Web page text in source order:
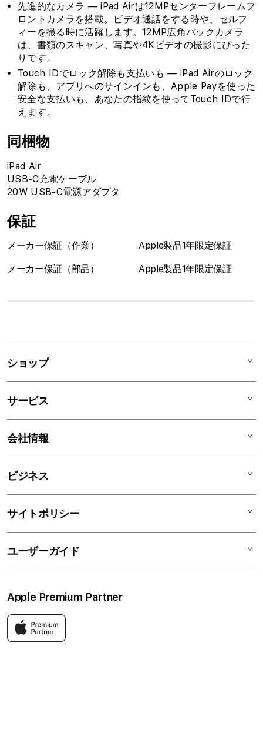
先進的なカメラ — iPad Airは12MPセンターフレームフ
ロントカメラを搭載。ビデオ通話をする時や、セルフ
ィーを撮る時に活躍します。12MP広角バックカメラ
は、書類のスキャン、写真や4Kビデオの撮影にぴった
りです。
Touch IDでロック解除も支払いも — iPad Airのロック
解除も、アプリへのサインインも、Apple Payを使った
安全な支払いも、あなたの指紋を使ってTouch IDで行
えます。
同梱物
iPad Air
USB-C充電ケーブル
20W USB-C電源アダプタ
保証
メーカー保証（作業） Apple製品1年限定保証
メーカー保証（部品） Apple製品1年限定保証
コ
ー
デ
ィ
オ
ン
ショップ
Mac
iPhone
AirPods
アクセサリ
サービス
AppleCare+
C smart Card
リユースデバイス
会社情報
C smartとは
ニュース
会社概要
ビジネス
法人のお客様
サイトポリシー
特定商取引法に基づく表記
利用規約
返品・交換
ユーザーガイド
お問い合わせ
FAQ
Apple Premium Partner
Apple製品はもちろん、関連アクセサリーも豊富に取り揃えてい
ます。